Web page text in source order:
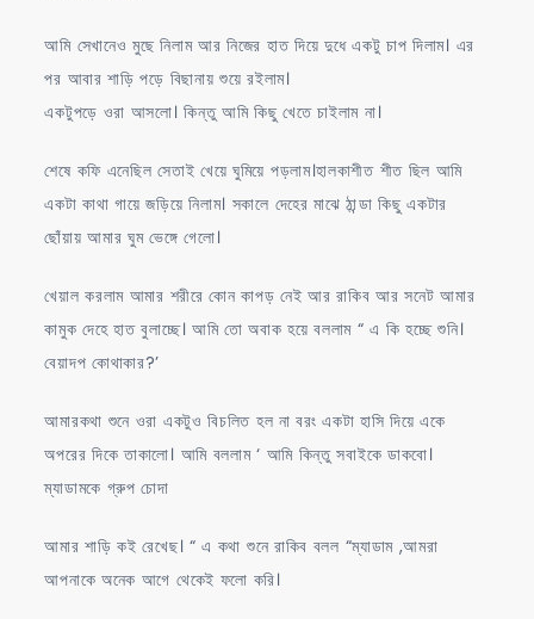
আমি সেখানেও মুছে নিলাম আর নিজের হাত দিয়ে দুধে একটু চাপ দিলাম। এর
পর আবার শাড়ি পড়ে বিছানায় শুয়ে রইলাম।
একটুপড়ে ওরা আসলো। কিন্তু আমি কিছু খেতে চাইলাম না।
শেষে কফি এনেছিল সেতাই খেয়ে ঘুমিয়ে পড়লাম।হালকাশীত শীত ছিল আমি
একটা কাথা গায়ে জড়িয়ে নিলাম। সকালে দেহের মাঝে ঠান্ডা কিছু একটার
ছোঁয়ায় আমার ঘুম ভেঙ্গে গেলো।
খেয়াল করলাম আমার শরীরে কোন কাপড় নেই আর রাকিব আর সনেট আমার
কামুক দেহে হাত বুলাচ্ছে। আমি তো অবাক হয়ে বললাম “ এ কি হচ্ছে শুনি।
বেয়াদপ কোথাকার?’
আমারকথা শুনে ওরা একটুও বিচলিত হল না বরং একটা হাসি দিয়ে একে
অপরের দিকে তাকালো। আমি বললাম ‘ আমি কিন্তু সবাইকে ডাকবো।
ম্যাডামকে গ্রুপ চোদা
আমার শাড়ি কই রেখেছ। “ এ কথা শুনে রাকিব বলল “ম্যাডাম ,আমরা
আপনাকে অনেক আগে থেকেই ফলো করি।